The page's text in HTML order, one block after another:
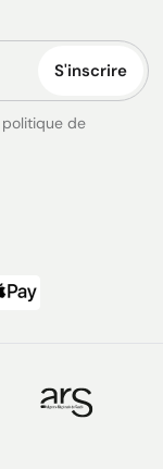
S'inscrire
de